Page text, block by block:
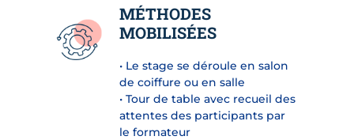
MÉTHODES
MOBILISÉES
• Le stage se déroule en salon
de coiffure ou en salle
• Tour de table avec recueil des
attentes des participants par
le formateur